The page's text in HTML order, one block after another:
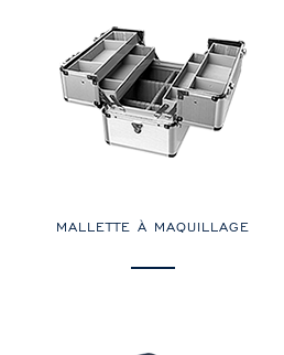
MALLETTE À MAQUILLAGE